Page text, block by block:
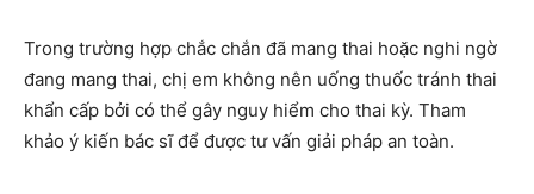
Trong trường hợp chắc chắn đã mang thai hoặc nghi ngờ
đang mang thai, chị em không nên uống thuốc tránh thai
khẩn cấp bởi có thể gây nguy hiểm cho thai kỳ. Tham
khảo ý kiến bác sĩ để được tư vấn giải pháp an toàn.